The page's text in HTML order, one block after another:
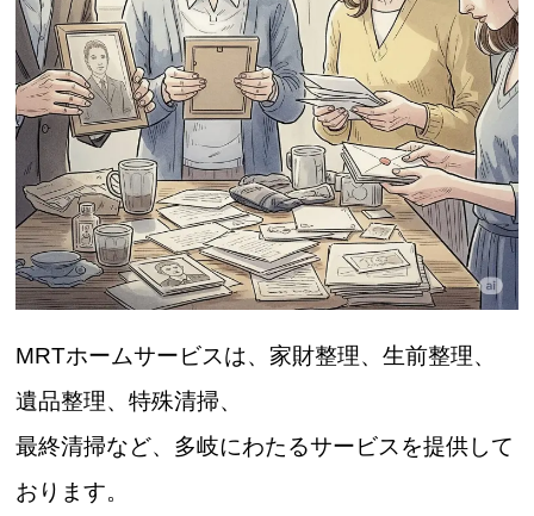
MRTホームサービスは、家財整理、生前整理、
遺品整理、特殊清掃、
最終清掃など、多岐にわたるサービスを提供して
おります。